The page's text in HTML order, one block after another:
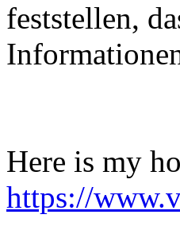
feststellen,
Here is my
https://